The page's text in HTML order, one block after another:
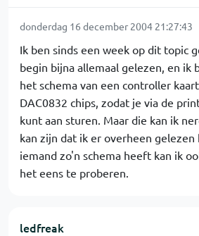
donderdag 16 december 2004 21:27:43
Ik ben sinds een week op dit topic
begin bijna allemaal gelezen, en ik
het schema van een controller
DAC0832 chips, zodat je via de
kunt aan sturen. Maar die kan ik
kan zijn dat ik er overheen gelezen
iemand zo'n schema heeft kan ik
het eens te proberen.
ledfreak